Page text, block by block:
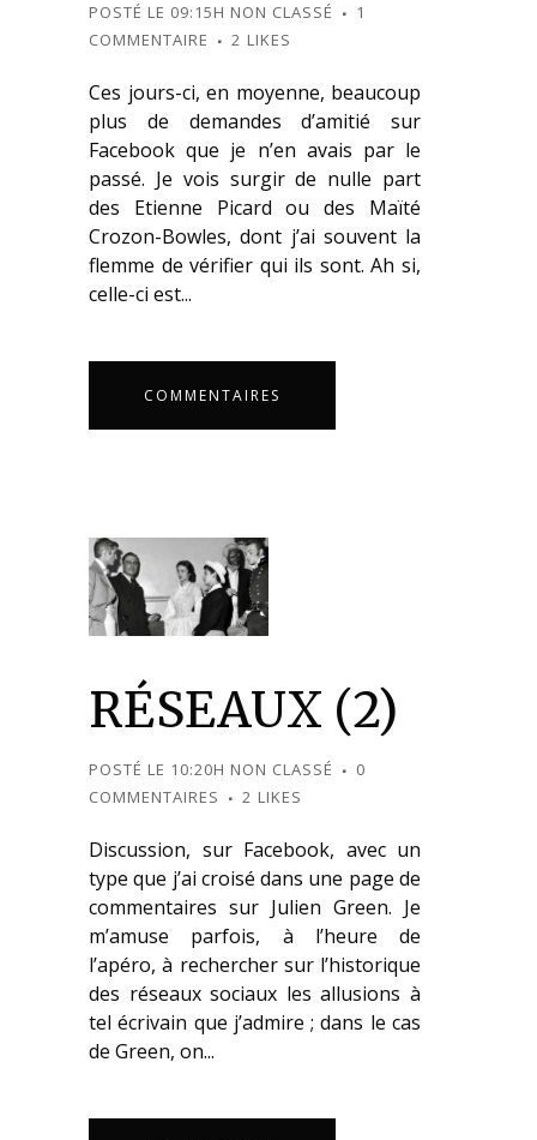
POSTÉ LE 09:15H NON CLASSÉ
1
COMMENTAIRE
2 LIKES
Ces jours-ci, en moyenne, beaucoup
plus de demandes d’amitié sur
Facebook que je n’en avais par le
passé. Je vois surgir de nulle part
des Etienne Picard ou des Maïté
Crozon-Bowles, dont j’ai souvent la
flemme de vérifier qui ils sont. Ah si,
celle-ci est...
COMMENTAIRES
RÉSEAUX (2)
POSTÉ LE 10:20H NON CLASSÉ
0
COMMENTAIRES
2 LIKES
Discussion, sur Facebook, avec un
type que j’ai croisé dans une page de
commentaires sur Julien Green. Je
m’amuse parfois, à l’heure de
l’apéro, à rechercher sur l’historique
des réseaux sociaux les allusions à
tel écrivain que j’admire ; dans le cas
de Green, on...